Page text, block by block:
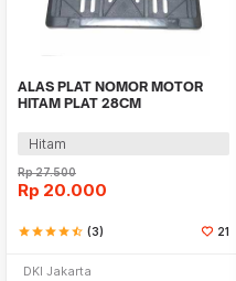
ALAS PLAT NOMOR MOTOR
HITAM PLAT 28CM
Hitam
Rp27.500
Rp 20.000
starstarstarstarstar_half (3) 21
DKI Jakarta